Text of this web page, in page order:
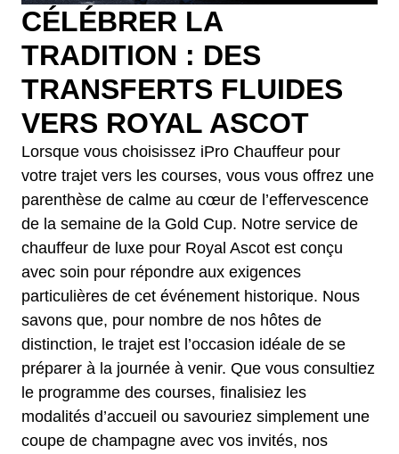
CÉLÉBRER LA
TRADITION : DES
TRANSFERTS FLUIDES
VERS ROYAL ASCOT
Lorsque vous choisissez iPro Chauffeur pour
votre trajet vers les courses, vous vous offrez une
parenthèse de calme au cœur de l’effervescence
de la semaine de la Gold Cup. Notre service de
chauffeur de luxe pour Royal Ascot est conçu
avec soin pour répondre aux exigences
particulières de cet événement historique. Nous
savons que, pour nombre de nos hôtes de
distinction, le trajet est l’occasion idéale de se
préparer à la journée à venir. Que vous consultiez
le programme des courses, finalisiez les
modalités d’accueil ou savouriez simplement une
coupe de champagne avec vos invités, nos